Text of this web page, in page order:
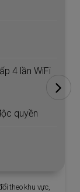
4 lần WiFi
quyền
theo khu vực,